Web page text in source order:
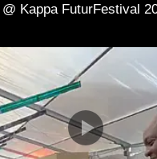
Kappa FuturFestival